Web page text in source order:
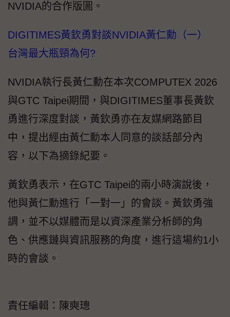
NVIDIA的合作版圖。
DIGITIMES黃欽勇對談NVIDIA黃仁勳（一）
台灣最大瓶頸為何?
NVIDIA執行長黃仁勳在本次COMPUTEX 2026
與GTC Taipei期間，與DIGITIMES董事長黃欽
勇進行深度對談，黃欽勇亦在友媒網路節目
中，提出經由黃仁勳本人同意的談話部分內
容，以下為摘錄紀要。
黃欽勇表示，在GTC Taipei的兩小時演說後，
他與黃仁勳進行「一對一」的會談。黃欽勇強
調，並不以媒體而是以資深產業分析師的角
色、供應鏈與資訊服務的角度，進行這場約1小
時的會談。
責任編輯：陳奭璁